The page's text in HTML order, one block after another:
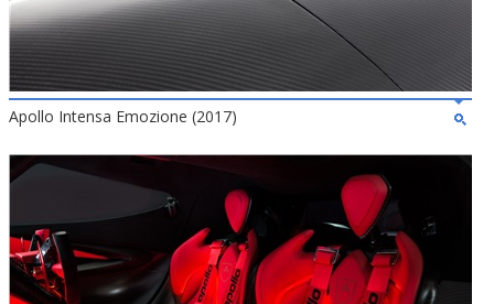
Apollo Intensa Emozione (2017)